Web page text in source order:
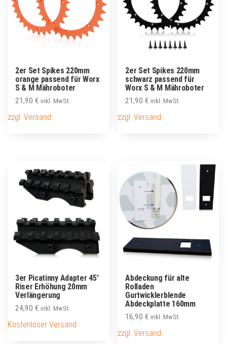
2er Set Spikes 220mm
orange passend für Worx
S & M Mähroboter
21,90 € inkl. MwSt.
zzgl. Versand
2er Set Spikes 220mm
schwarz passend für
Worx S & M Mähroboter
21,90€ inkl. MwSt.
zzgl. Versand
3er Picatinny Adapter 45°
Riser Erhöhung 20mm
Verlängerung
24,90 € inkl. MwSt.
Kostenloser Versand
Abdeckung für alte
Rolladen
Gurtwicklerblende
Abdeckplatte 160mm
16,90€ inkl. MwSt.
zzgl. Versand